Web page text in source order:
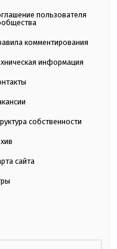
пользователя
комментирования
информация
собственности
сайта